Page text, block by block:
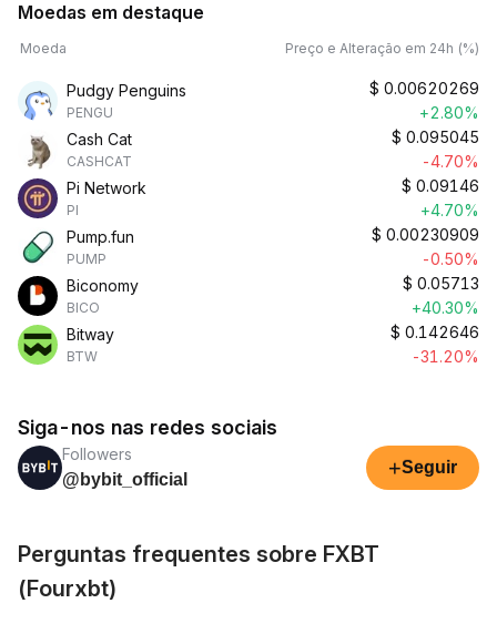
Moedas em destaque
Moeda Preço e Alteração em 24h (%)
Pudgy Penguins
PENGU
$ 0.00620269
+2.80%
Cash Cat
CASHCAT
$ 0.095045
-4.70%
Pi Network
PI
$ 0.09146
+4.70%
Pump.fun
PUMP
$ 0.00230909
-0.50%
Biconomy
BICO
$ 0.05713
+40.30%
Bitway
BTW
$ 0.142646
-31.20%
Siga-nos nas redes sociais
Followers
@bybit_official
+Seguir
Perguntas frequentes sobre FXBT
(Fourxbt)